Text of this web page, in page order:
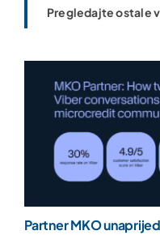
Pregledajte ostale
Partner MKO